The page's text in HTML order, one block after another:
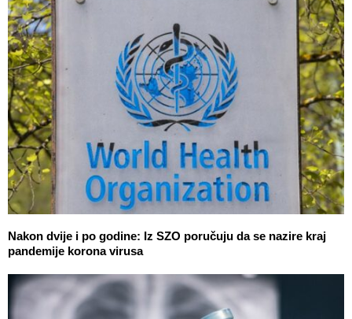
Nakon dvije i po godine: Iz SZO poručuju da se nazire kraj
pandemije korona virusa